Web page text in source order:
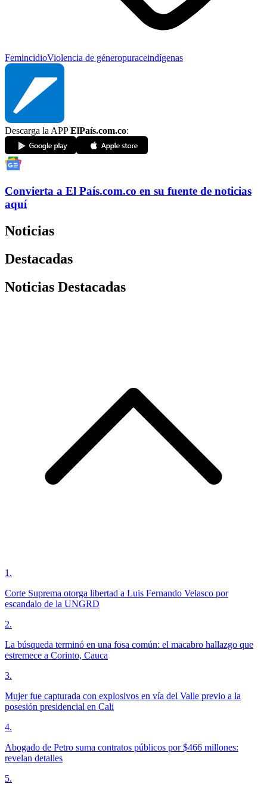
FemincidioViolencia de géneropuraceindígenas
Descarga la APPElPaís.com.co:
Convierta a El País.com.co en su fuente de noticias
aquí
Noticias
Destacadas
Noticias Destacadas
1 .
Corte Suprema otorga libertad a Luis Fernando Velasco por
escandalo de la UNGRD
2.
La búsqueda terminó en una fosa común: el macabro hallazgo que
estremece a Corinto, Cauca
3.
Mujer fue capturada con explosivos en vía del Valle previo a la
posesión presidencial en Cali
4.
Abogado de Petro suma contratos públicos por $466 millones:
revelan detalles
5.